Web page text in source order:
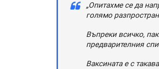
„Опитахме се да
голямо
Въпреки всичко,
предварителния
Ваксината е с